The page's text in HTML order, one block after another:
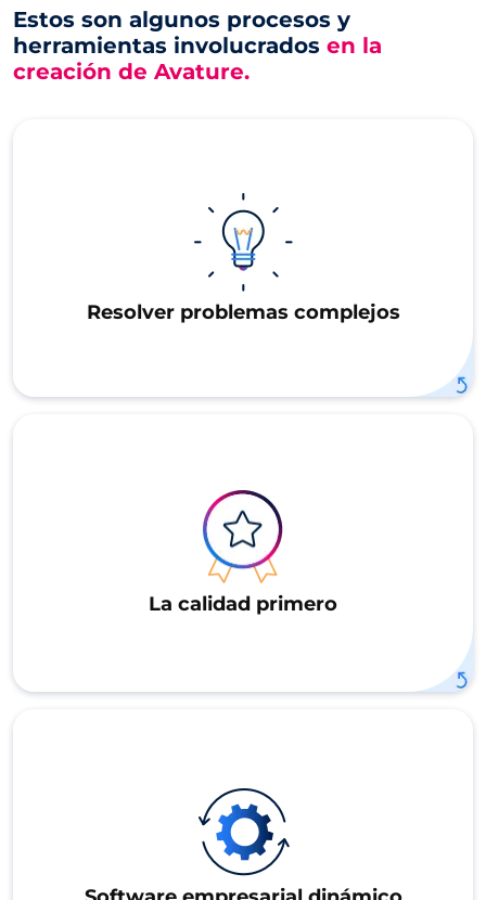
Estos son algunos procesos y
herramientas involucrados en la
creación de Avature.
Resolver problemas complejos
La calidad primero